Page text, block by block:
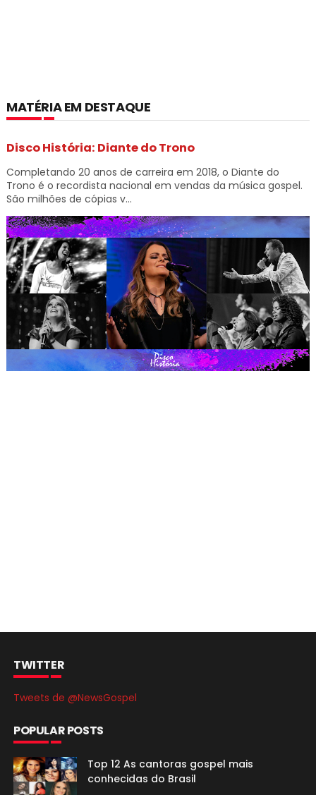
MATÉRIA EM DESTAQUE
Disco História: Diante do Trono
Completando 20 anos de carreira em 2018, o Diante do
Trono é o recordista nacional em vendas da música gospel.
São milhões de cópias v...
TWITTER
Tweets de @NewsGospel
POPULAR POSTS
Top 12 As cantoras gospel mais
conhecidas do Brasil